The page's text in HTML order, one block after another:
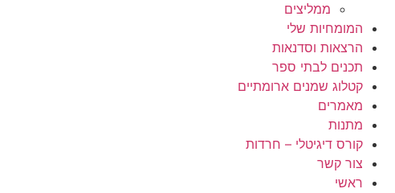
ממליצים
המומחיות שלי
הרצאות וסדנאות
תכנים לבתי ספר
קטלוג שמנים ארומתיים
מאמרים
מתנות
קורס דיגיטלי – חרדות
צור קשר
ראשי